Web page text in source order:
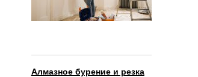
Алмазное бурение и резка